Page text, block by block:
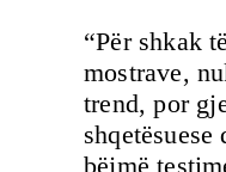
“Për shkak
mostrave,
trend, por
shqetësuese
bëjmë